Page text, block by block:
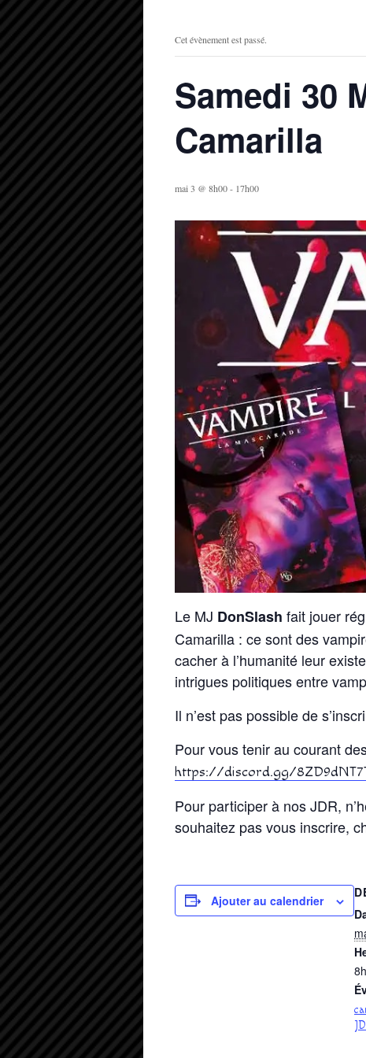
Cet évènement est passé.
Samedi 30
Camarilla
mai 3 @ 8h00- 17h00
Le MJ DonSlash fait jouer
Camarilla : ce sont des
cacher à l’humanité leur
intrigues politiques entre
Il n’est pas possible de
Pour vous tenir au courant
https://discord.gg/
Pour participer à nos JDR,
souhaitez pas vous inscrire,
Ajouter au calendrier